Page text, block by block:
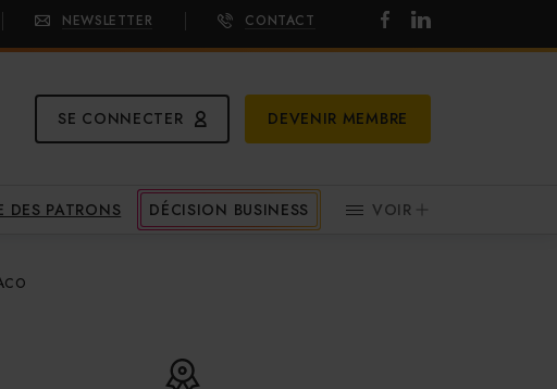
NEWSLETTER CONTACT
SE CONNECTER DEVENIR MEMBRE
DES PATRONS DÉCISION BUSINESS VOIR